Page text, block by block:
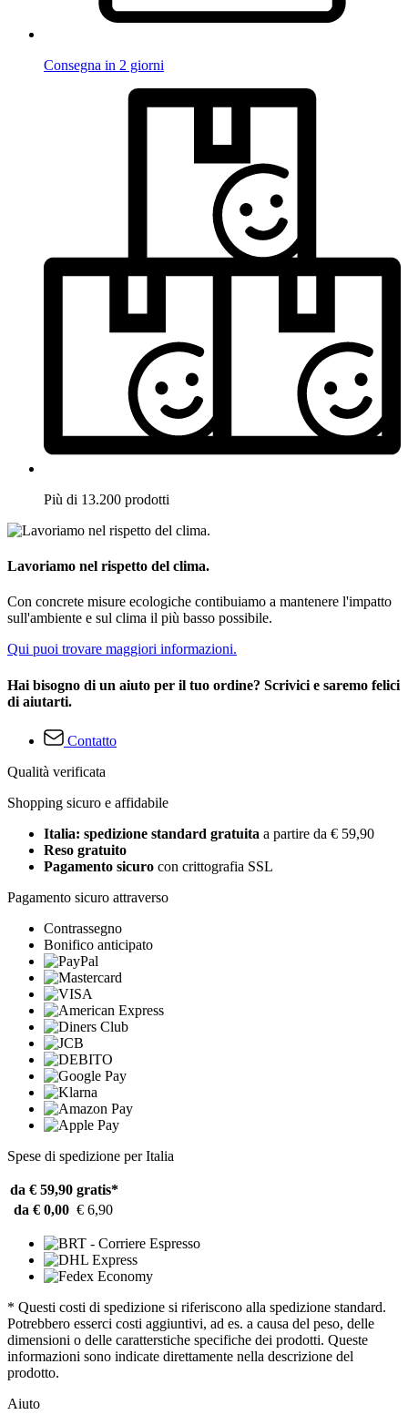
Consegna in 2 giorni
Più di 13.200 prodotti
Lavoriamo nel rispetto del clima.
Con concrete misure ecologiche contibuiamo a mantenere l'impatto
sull'ambiente e sul clima il più basso possibile.
Qui puoi trovare maggiori informazioni.
Hai bisogno di un aiuto per il tuo ordine? Scrivici e saremo felici
di aiutarti.
Contatto
Qualità verificata
Shopping sicuro e affidabile
Italia: spedizione standard gratuita a partire da € 59,90
Reso gratuito
Pagamento sicuro con crittografia SSL
Pagamento sicuro attraverso
Contrassegno
Bonifico anticipato
Spese di spedizione per Italia
da € 59,90 gratis*
da € 0,00 € 6,90
* Questi costi di spedizione si riferiscono alla spedizione standard.
Potrebbero esserci costi aggiuntivi, ad es. a causa del peso, delle
dimensioni o delle caratterstiche specifiche dei prodotti. Queste
informazioni sono indicate direttamente nella descrizione del
prodotto.
Aiuto